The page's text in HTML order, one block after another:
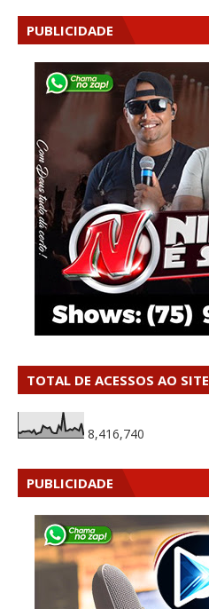
PUBLICIDADE
TOTAL DE ACESSOS AO SITE
8,416,740
PUBLICIDADE